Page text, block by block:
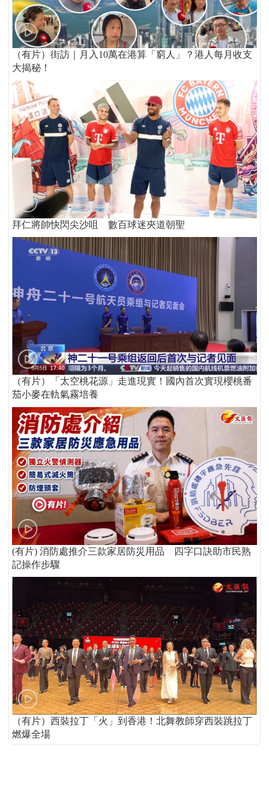
（有片）街訪｜月入10萬在港算「窮人」？港人每月收支
大揭秘！
拜仁將帥快閃尖沙咀 數百球迷夾道朝聖
（有片）「太空桃花源」走進現實！國內首次實現櫻桃番
茄小麥在軌氣霧培養
(有片) 消防處推介三款家居防災用品 四字口訣助市民熟
記操作步驟
（有片）西裝拉丁「火」到香港！北舞教師穿西裝跳拉丁
燃爆全場